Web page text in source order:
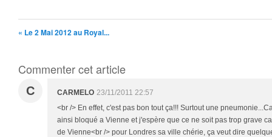
« Le 2 Mai 2012 au Royal...
Commenter cet article
C CARMELO 23/11/2011 22:57
<br /> En effet, c'est pas bon tout ça!!! Surtout une
ainsi bloqué a Vienne et j'espère que ce ne soit pas trop grave
de Vienne<br /> pour Londres sa ville chérie, ça veut dire